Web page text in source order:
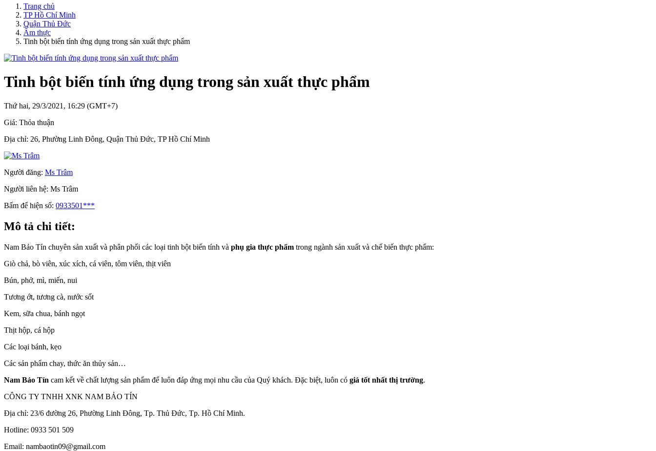
Trang chủ
TP Hồ Chí Minh
Quận Thủ Đức
Ẩm thực
Tinh bột biến tính ứng dụng trong sản xuất thực phẩm
Tinh bột biến tính ứng dụng trong sản xuất thực phẩm
Thứ hai, 29/3/2021, 16:29 (GMT+7)
Giá: Thỏa thuận
Địa chỉ: 26, Phường Linh Đông, Quận Thủ Đức, TP Hồ Chí Minh
Người đăng: Ms Trâm
Người liên hệ: Ms Trâm
Bấm để hiện số: 0933501***
Mô tả chi tiết:
Nam Bảo Tín chuyên sản xuất và phân phối các loại tinh bột biến tính và phụ gia thực phẩm trong ngành sản xuất và chế biến thực phẩm:
Giò chả, bò viên, xúc xích, cá viên, tôm viên, thịt viên
Bún, phở, mì, miến, nui
Tương ớt, tương cà, nước sốt
Kem, sữa chua, bánh ngọt
Thịt hộp, cá hộp
Các loại bánh, kẹo
Các sản phẩm chay, thức ăn thủy sản…
Nam Bảo Tín cam kết về chất lượng sản phẩm để luôn đáp ứng mọi nhu cầu của Quý khách. Đặc biệt, luôn có giá tốt nhất thị trường.
CÔNG TY TNHH XNK NAM BẢO TÍN
Địa chỉ: 23/6 đường 26, Phường Linh Đông, Tp. Thủ Đức, Tp. Hồ Chí Minh.
Hotline: 0933 501 509
Email: nambaotin09@gmail.com